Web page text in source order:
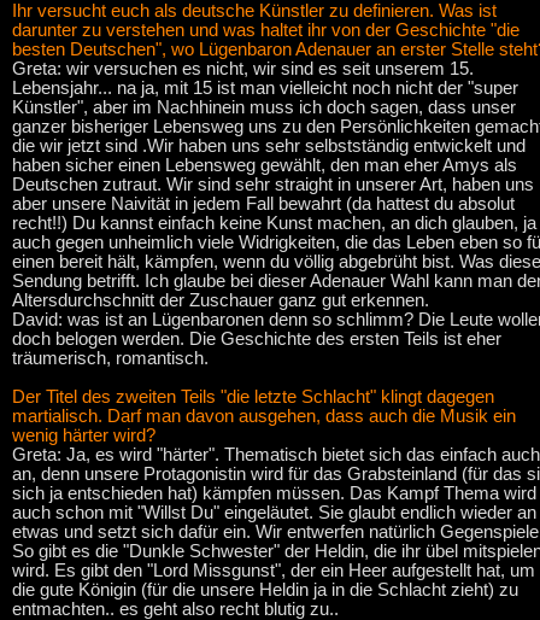
Ihr versucht euch als deutsche Künstler zu definieren. Was ist
darunter zu verstehen und was haltet ihr von der Geschichte "die
besten Deutschen", wo Lügenbaron Adenauer an erster Stelle
Greta: wir versuchen es nicht, wir sind es seit unserem 15.
Lebensjahr... na ja, mit 15 ist man vielleicht noch nicht der "super
Künstler", aber im Nachhinein muss ich doch sagen, dass unser
ganzer bisheriger Lebensweg uns zu den Persönlichkeiten
die wir jetzt sind .Wir haben uns sehr selbstständig entwickelt und
haben sicher einen Lebensweg gewählt, den man eher Amys als
Deutschen zutraut. Wir sind sehr straight in unserer Art, haben uns
aber unsere Naivität in jedem Fall bewahrt (da hattest du absolut
recht!!) Du kannst einfach keine Kunst machen, an dich glauben, ja
auch gegen unheimlich viele Widrigkeiten, die das Leben eben so
einen bereit hält, kämpfen, wenn du völlig abgebrüht bist. Was diese
Sendung betrifft. Ich glaube bei dieser Adenauer Wahl kann man
Altersdurchschnitt der Zuschauer ganz gut erkennen.
David: was ist an Lügenbaronen denn so schlimm? Die Leute
doch belogen werden. Die Geschichte des ersten Teils ist eher
träumerisch, romantisch.
Der Titel des zweiten Teils "die letzte Schlacht" klingt dagegen
martialisch. Darf man davon ausgehen, dass auch die Musik ein
wenig härter wird?
Greta: Ja, es wird "härter". Thematisch bietet sich das einfach auch
an, denn unsere Protagonistin wird für das Grabsteinland (für das
sich ja entschieden hat) kämpfen müssen. Das Kampf Thema wird
auch schon mit "Willst Du" eingeläutet. Sie glaubt endlich wieder an
etwas und setzt sich dafür ein. Wir entwerfen natürlich
So gibt es die "Dunkle Schwester" der Heldin, die ihr übel
wird. Es gibt den "Lord Missgunst", der ein Heer aufgestellt hat, um
die gute Königin (für die unsere Heldin ja in die Schlacht zieht) zu
entmachten.. es geht also recht blutig zu..